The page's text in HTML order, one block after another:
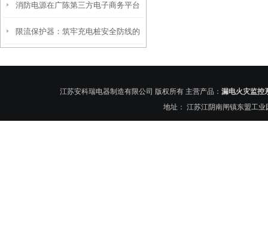
造项目的应用
消防电源在广陈第三方电子商务平台
托管产业基地项目的应用
限流保护器：筑牢充电桩安全防线的
江苏安科瑞电器制造有限公司 版权所有 主营产品： 漏电火灾监控
地址： 江苏江阴南闸镇东盟工业